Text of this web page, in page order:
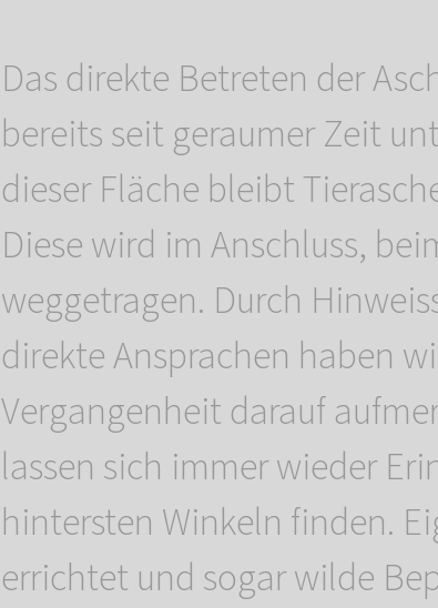
Das direkte Betreten der
bereits seit geraumer Zeit
dieser Fläche bleibt
Diese wird im Anschluss,
weggetragen. Durch
direkte Ansprachen haben
Vergangenheit darauf
lassen sich immer wieder
hintersten Winkeln finden.
errichtet und sogar wilde